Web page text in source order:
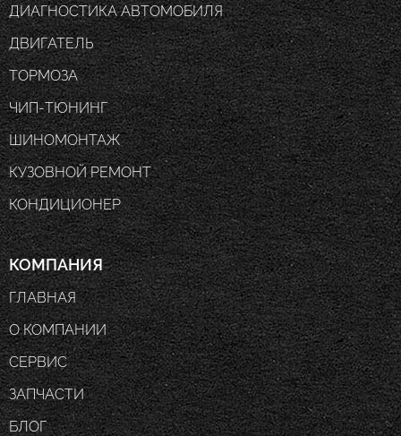
ДИАГНОСТИКА АВТОМОБИЛЯ
ДВИГАТЕЛЬ
ТОРМОЗА
ЧИП-ТЮНИНГ
ШИНОМОНТАЖ
КУЗОВНОЙ РЕМОНТ
КОНДИЦИОНЕР
КОМПАНИЯ
ГЛАВНАЯ
О КОМПАНИИ
СЕРВИС
ЗАПЧАСТИ
БЛОГ